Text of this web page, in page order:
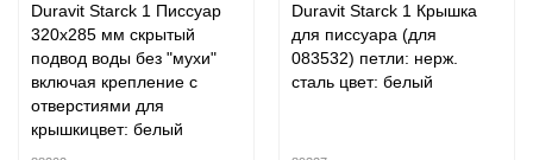
Duravit Starck 1 Писсуар
320х285 мм скрытый
подвод воды без "мухи"
включая крепление с
отверстиями для
крышкицвет: белый
Duravit Starck 1 Крышка
для писсуара (для
083532) петли: нерж.
сталь цвет: белый